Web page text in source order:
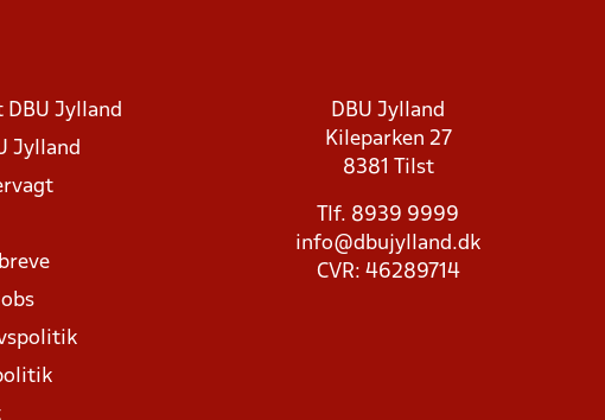
DBU Jylland
Jylland
DBU Jylland
Kileparken 27
8381 Tilst
Tlf. 8939 9999
info@dbujylland.dk
CVR: 46289714